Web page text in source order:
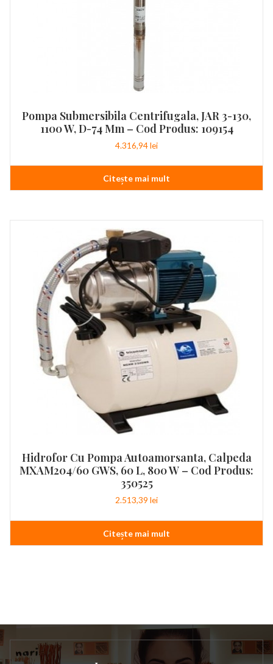
Pompa Submersibila Centrifugala, JAR 3-130,
1100 W, D-74 Mm – Cod Produs: 109154
4.316,94lei
Citește mai mult
Hidrofor Cu Pompa Autoamorsanta, Calpeda
MXAM204/60 GWS, 60 L, 800 W – Cod Produs:
350525
2.513,39 lei
Citește mai mult